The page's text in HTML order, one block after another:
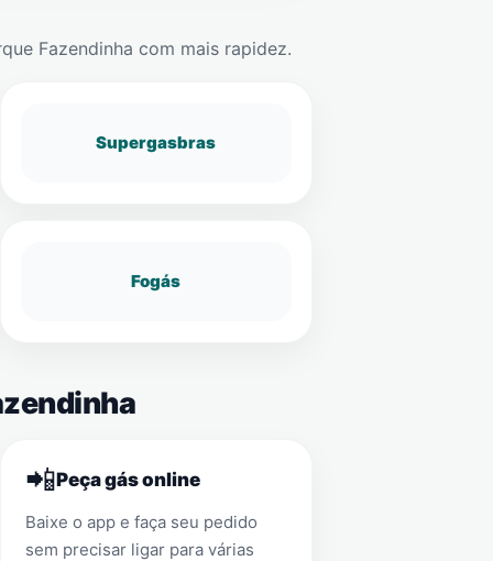
Fazendinha com mais rapidez.
Supergasbras
Fogás
📲Peça gás online
Baixe o app e faça seu pedido
sem precisar ligar para várias